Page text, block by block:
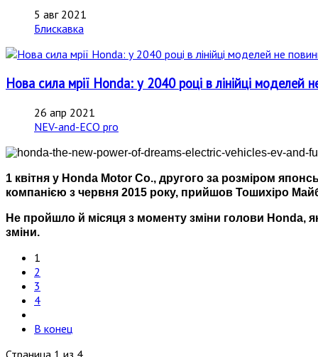
5 авг 2021
Блискавка
Нова сила мрії Honda: у 2040 році в лінійці моделей
26 апр 2021
NEV-and-ECO pro
1 квітня у Honda Motor Co., другого за розміром
компанією з червня 2015 року, прийшов Тошихіро
Не пройшло й місяця з моменту зміни голови Honda,
зміни.
1
2
3
4
В конец
Страница 1 из 4